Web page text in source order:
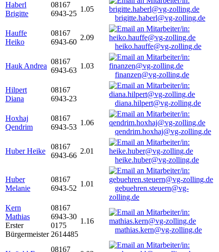
Haberl
Brigitte
08167
6943-25
1.05
brigitte.haberl@vg-zolling.de
Hauffe
Heiko
08167
6943-60
2.09
heiko.hauffe@vg-zolling.de
Hauk Andrea
08167
6943-63
1.03
finanzen@vg-zolling.de
Hilpert
Diana
08167
6943-23
diana.hilpert@vg-zolling.de
Hoxhaj
Qendrim
08167
6943-53
1.06
qendrim.hoxhaj@vg-zolling.de
Huber Heike
08167
6943-66
2.01
heike.huber@vg-zolling.de
Huber
Melanie
08167
6943-52
1.01
gebuehren.steuern@vg-
zolling.de
Kern
Mathias
Erster
Bürgermeister
08167
6943-30
0175
2614485
1.16
mathias.kern@vg-zolling.de
08167